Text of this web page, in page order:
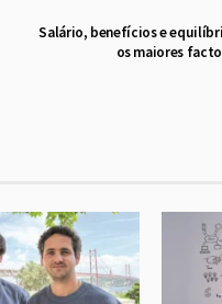
Salário, benefícios e
os maiores